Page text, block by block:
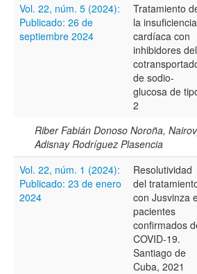
Vol. 22, núm. 5 (2024):
Publicado: 26 de
septiembre 2024
Tratamiento
la insuficiencia
cardíaca con
inhibidores del
de sodio-
glucosa de
2
Riber Fabián Donoso Noroña,
Adisnay Rodríguez Plasencia
Vol. 22, núm. 1 (2024):
Publicado: 23 de enero
2024
Resolutividad
del
con Jusvinza
pacientes
confirmados
COVID-19.
Santiago de
Cuba, 2021